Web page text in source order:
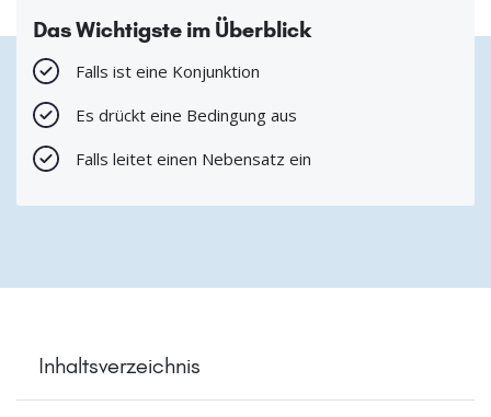
Das Wichtigste im Überblick
Falls ist eine Konjunktion
Es drückt eine Bedingung aus
Falls leitet einen Nebensatz ein
Inhaltsverzeichnis